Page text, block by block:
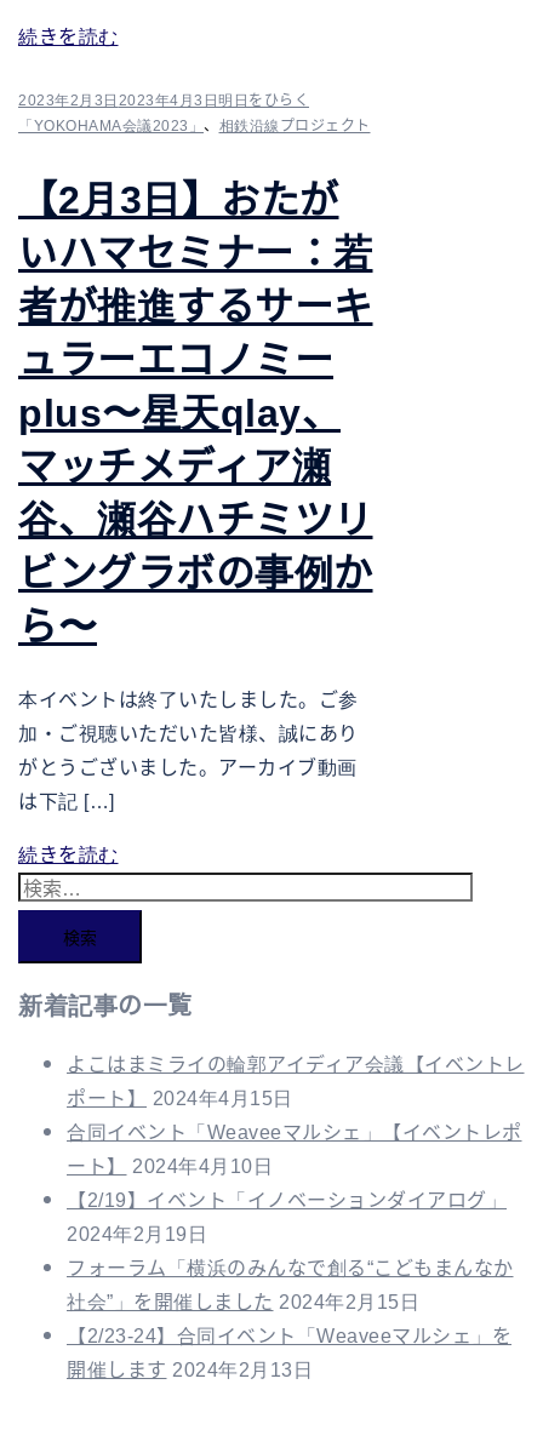
続きを読む
2023年2月3日 2023年4月3日明日をひらく
「YOKOHAMA会議2023」 、 相鉄沿線プロジェクト
【2月3日】おたが
いハマセミナー：若
者が推進するサーキ
ュラーエコノミー
plus〜星天qlay、
マッチメディア瀬
谷、瀬谷ハチミツリ
ビングラボの事例か
ら〜
本イベントは終了いたしました。ご参
加・ご視聴いただいた皆様、誠にあり
がとうございました。アーカイブ動画
は下記 […]
続きを読む
検
索:
新着記事の一覧
よこはまミライの輪郭アイディア会議【イベントレ
ポート】
2024年4月15日
合同イベント「Weaveeマルシェ」【イベントレポ
ート】
2024年4月10日
【2/19】イベント「イノベーションダイアログ」
2024年2月19日
フォーラム「横浜のみんなで創る“こどもまんなか
社会”」を開催しました 2024年2月15日
【2/23-24】合同イベント「Weaveeマルシェ」を
開催します 2024年2月13日